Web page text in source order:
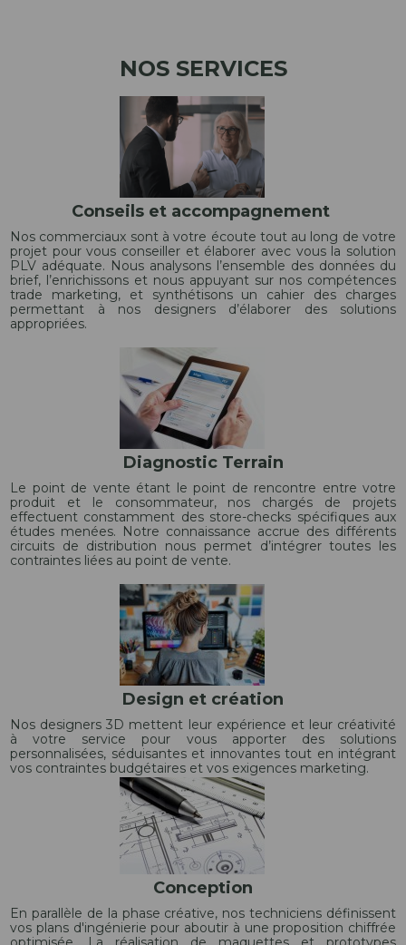
NOS SERVICES
Conseils et accompagnement
Nos commerciaux sont à votre écoute tout au long de votre
projet pour vous conseiller et élaborer avec vous la solution
PLV adéquate. Nous analysons l’ensemble des données du
brief, l’enrichissons et nous appuyant sur nos compétences
trade marketing, et synthétisons un cahier des charges
permettant à nos designers d’élaborer des solutions
appropriées.
Diagnostic Terrain
Le point de vente étant le point de rencontre entre votre
produit et le consommateur, nos chargés de projets
effectuent constamment des store-checks spécifiques aux
études menées. Notre connaissance accrue des différents
circuits de distribution nous permet d’intégrer toutes les
contraintes liées au point de vente.
Design et création
Nos designers 3D mettent leur expérience et leur créativité
à votre service pour vous apporter des solutions
personnalisées, séduisantes et innovantes tout en intégrant
vos contraintes budgétaires et vos exigences marketing.
Conception
En parallèle de la phase créative, nos techniciens définissent
vos plans d'ingénierie pour aboutir à une proposition chiffrée